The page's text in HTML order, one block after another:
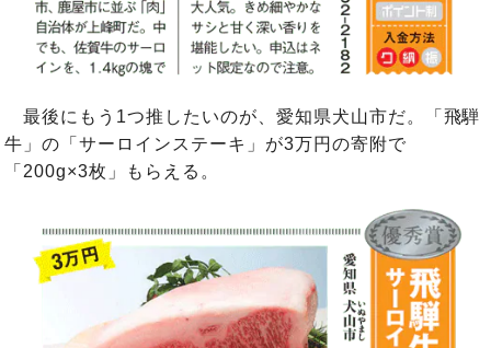
最後にもう1つ推したいのが、愛知県犬山市だ。「飛騨
牛」の「サーロインステーキ」が3万円の寄附で
「200g×3枚」もらえる。